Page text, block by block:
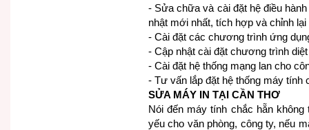
- Sửa chữa và cài đặt hệ điều
nhật mới nhất, tích hợp và chỉnh
- Cài đặt các chương trình ứng
- Cập nhật cài đặt chương trình
- Cài đặt hệ thống mạng lan cho
- Tư vấn lắp đặt hệ thống máy tính
SỬA MÁY IN TẠI CẦN THƠ
Nói đến máy tính chắc hẵn
yếu cho văn phòng, công ty, nếu